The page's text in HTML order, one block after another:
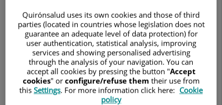
CIRUGÍA PLÁSTICA, ESTÉTICA Y REPARADORA
Pedir cita
Hospital Universitario Ruber Juan Bravo
C/ Juan Bravo, 39 y 49
Quirónsalud uses its own cookies and those of third
parties (located in countries whose legislation does not
guarantee an adequate level of data protection) for
user authentication, statistical analysis, improving
services and showing personalised advertising
through the analysis of your navigation. You can
accept all cookies by pressing the button "Accept
cookies" or configure/refuse them their use from
this Settings. For more information click here: Cookie
policy